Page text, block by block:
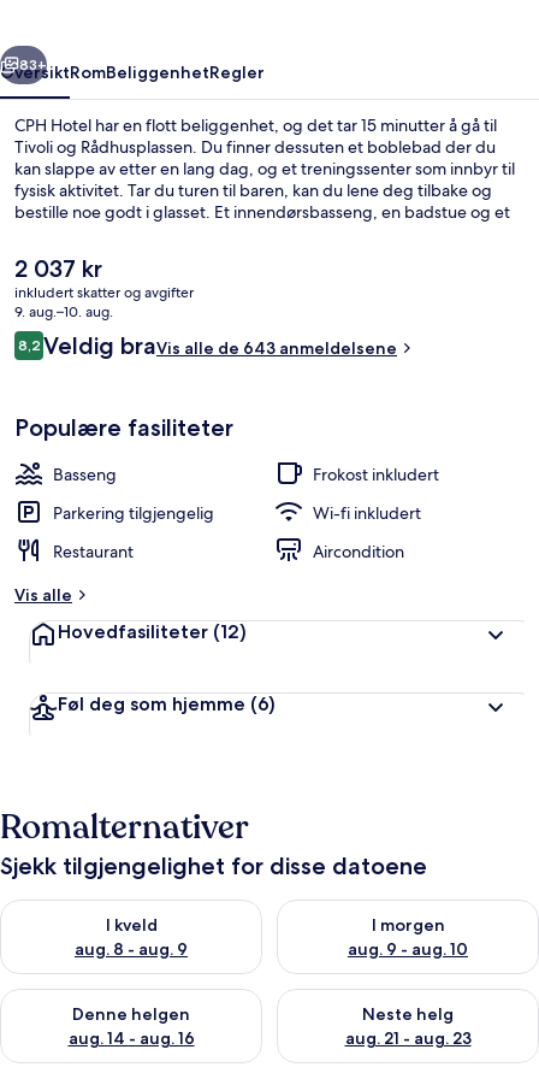
Neste
83+
OversiktRomBeliggenhetRegler
CPH Hotel har en flott beliggenhet, og det tar 15 minutter å gå til
Tivoli og Rådhusplassen. Du finner dessuten et boblebad der du
kan slappe av etter en lang dag, og et treningssenter som innbyr til
fysisk aktivitet. Tar du turen til baren, kan du lene deg tilbake og
bestille noe godt i glasset. Et innendørsbasseng, en badstue og et
gå til kollektivtransport: Det tar 9 minutter å gå til Dybbølsbro
stasjon og 11 minutter å gå til Vesterport stasjon.
Den
nåværende
prisen
er
2 037 kr
2 037 kr
inkludert skatter og avgifter
9. aug.–10. aug.
Anmeldelser
8,28,2 av 10 –
Veldig braVis alle de 643 anmeldelsene
Populære fasiliteter
Basseng
Frokost inkludert
Parkering tilgjengelig
Wi-fi inkludert
Restaurant
Aircondition
Vis alle
Hovedfasiliteter (12)
Føl deg som hjemme (6)
Romalternativer
Sjekk tilgjengelighet for disse datoene
I kveld
aug. 8 - aug. 9
Sjekk tilgjengelighet for i kveld, aug. 8 - aug. 9
I morgen
aug. 9 - aug. 10
Sjekk tilgjengelighet for i
Denne helgen
aug. 14 - aug. 16
Sjekk tilgjengelighet for denne helgen, aug. 14 - aug. 16
Neste helg
aug. 21 - aug. 23
Sjekk tilgjengelighet for